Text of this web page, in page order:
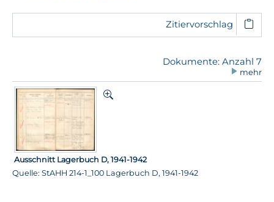
Zitiervorschlag
Dokumente: Anzahl 7
mehr
Ausschnitt Lagerbuch D, 1941-1942
Quelle: StAHH 214-1_100 Lagerbuch D, 1941-1942